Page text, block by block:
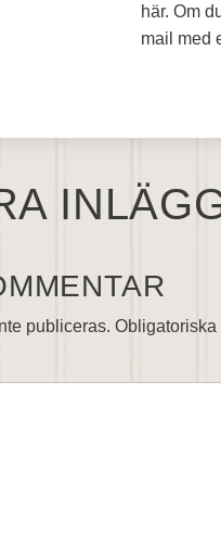
här. Om
mail med
publiceras. Obligatoriska